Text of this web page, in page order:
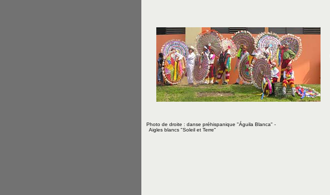
Photo de droite : danse préhispanique "Águila Blanca" -
Aigles blancs "Soleil et Terre"